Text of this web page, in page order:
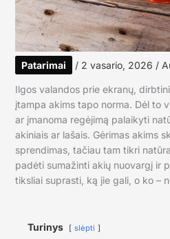
Patarimai / 2 vasario, 2026 /
Ilgos valandos prie ekranų,
įtampa akims tapo norma. Dėl to
ar įmanoma regėjimą palaikyti
akiniais ar lašais. Gėrimas akims
sprendimas, tačiau tam tikri
padėti sumažinti akių nuovargį ir
tiksliai suprasti, ką jie gali, o ko –
Turinys slėpti